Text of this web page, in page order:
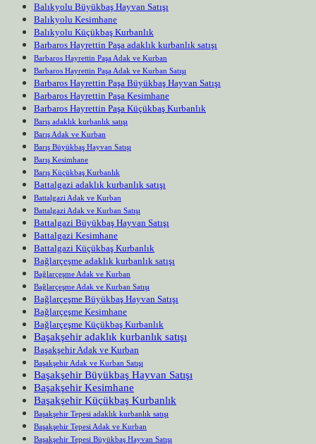
Balıkyolu Büyükbaş Hayvan Satışı
Balıkyolu Kesimhane
Balıkyolu Küçükbaş Kurbanlık
Barbaros Hayrettin Paşa adaklık kurbanlık satışı
Barbaros Hayrettin Paşa Adak ve Kurban
Barbaros Hayrettin Paşa Adak ve Kurban Satışı
Barbaros Hayrettin Paşa Büyükbaş Hayvan Satışı
Barbaros Hayrettin Paşa Kesimhane
Barbaros Hayrettin Paşa Küçükbaş Kurbanlık
Barış adaklık kurbanlık satışı
Barış Adak ve Kurban
Barış Büyükbaş Hayvan Satışı
Barış Kesimhane
Barış Küçükbaş Kurbanlık
Battalgazi adaklık kurbanlık satışı
Battalgazi Adak ve Kurban
Battalgazi Adak ve Kurban Satışı
Battalgazi Büyükbaş Hayvan Satışı
Battalgazi Kesimhane
Battalgazi Küçükbaş Kurbanlık
Bağlarçeşme adaklık kurbanlık satışı
Bağlarçeşme Adak ve Kurban
Bağlarçeşme Adak ve Kurban Satışı
Bağlarçeşme Büyükbaş Hayvan Satışı
Bağlarçeşme Kesimhane
Bağlarçeşme Küçükbaş Kurbanlık
Başakşehir adaklık kurbanlık satışı
Başakşehir Adak ve Kurban
Başakşehir Adak ve Kurban Satışı
Başakşehir Büyükbaş Hayvan Satışı
Başakşehir Kesimhane
Başakşehir Küçükbaş Kurbanlık
Başakşehir Tepesi adaklık kurbanlık satışı
Başakşehir Tepesi Adak ve Kurban
Başakşehir Tepesi Büyükbaş Hayvan Satışı